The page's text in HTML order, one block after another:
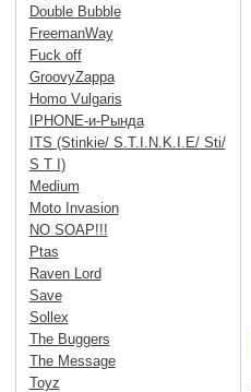
Double Bubble
FreemanWay
Fuck off
GroovyZappa
Homo Vulgaris
IPHONE-и-Рында
ITS (Stinkie/ S.T.I.N.K.I.E/ Sti/
S T I)
Medium
Moto Invasion
NO SOAP!!!
Ptas
Raven Lord
Save
Sollex
The Buggers
The Message
Toyz